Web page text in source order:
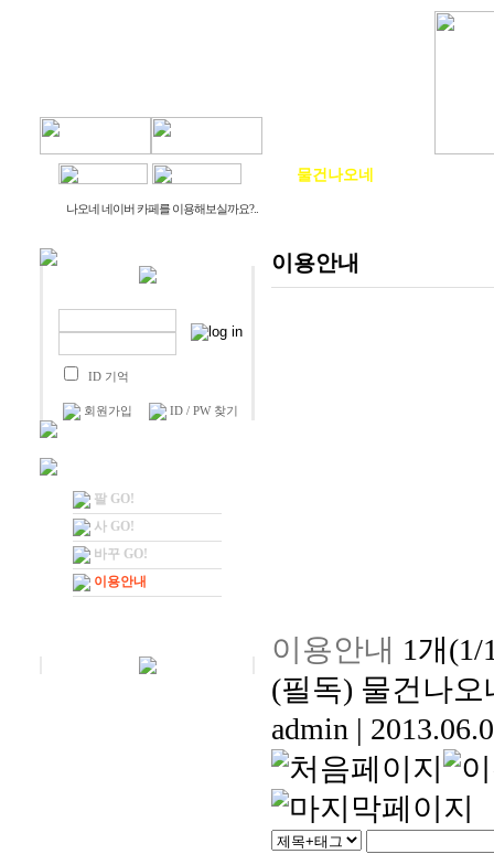
물건나오네
나오네 네이버 카페를 이용해보실까요?..
ID 기억
회원가입 ID / PW 찾기
팔 GO!
사 GO!
바꾸 GO!
이용안내
이용안내
이용안내 1개(1/
(필독) 물건나
admin |